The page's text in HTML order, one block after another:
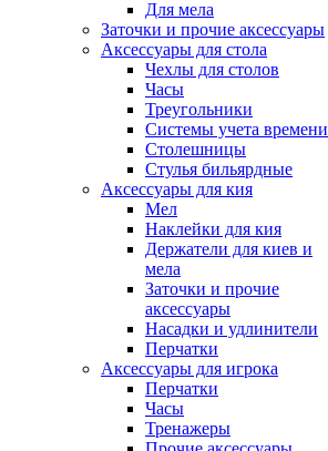
Для мела
Заточки и прочие аксессуары
Аксессуары для стола
Чехлы для столов
Часы
Треугольники
Системы учета времени
Столешницы
Стулья бильярдные
Аксессуары для кия
Мел
Наклейки для кия
Держатели для киев и
мела
Заточки и прочие
аксессуары
Насадки и удлинители
Перчатки
Аксессуары для игрока
Перчатки
Часы
Тренажеры